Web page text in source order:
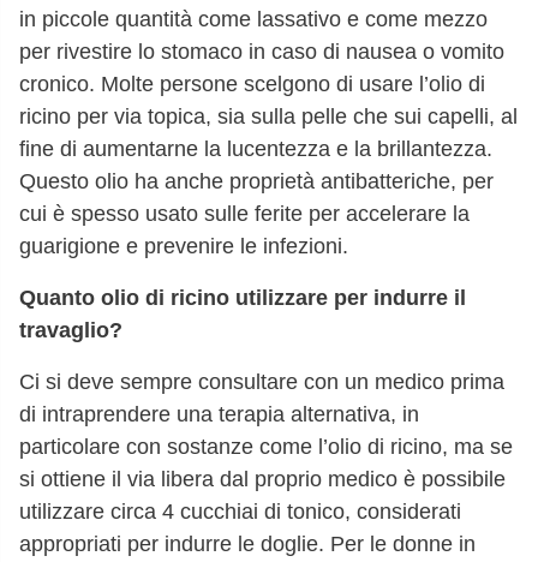
in piccole quantità come lassativo e come mezzo
per rivestire lo stomaco in caso di nausea o vomito
cronico. Molte persone scelgono di usare l’olio di
ricino per via topica, sia sulla pelle che sui capelli, al
fine di aumentarne la lucentezza e la brillantezza.
Questo olio ha anche proprietà antibatteriche, per
cui è spesso usato sulle ferite per accelerare la
guarigione e prevenire le infezioni.
Quanto olio di ricino utilizzare per indurre il
travaglio?
Ci si deve sempre consultare con un medico prima
di intraprendere una terapia alternativa, in
particolare con sostanze come l’olio di ricino, ma se
si ottiene il via libera dal proprio medico è possibile
utilizzare circa 4 cucchiai di tonico, considerati
appropriati per indurre le doglie. Per le donne in